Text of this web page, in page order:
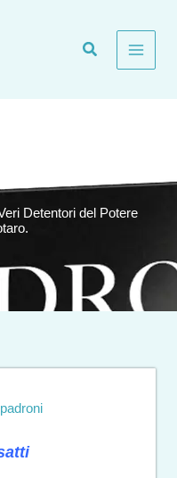
Detentori del Potere
padroni